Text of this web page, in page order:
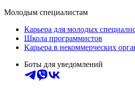
Молодым специалистам
Карьера для молодых
Школа программистов
Карьера в некоммерческих
Боты для уведомлений